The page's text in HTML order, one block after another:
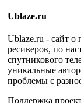
Ublaze.ru
Ublaze.ru - сайт
ресиверов, по
спутникового
уникальные
проблемы с
Поддержка